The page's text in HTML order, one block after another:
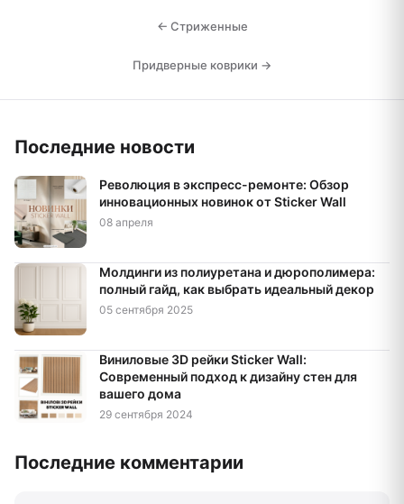
← Стриженные
Придверные коврики →
Последние новости
Революция в экспресс-ремонте: Обзор
инновационных новинок от Sticker Wall
08 апреля
Молдинги из полиуретана и дюрополимера:
полный гайд, как выбрать идеальный декор
05 сентября 2025
Виниловые 3D рейки Sticker Wall:
Современный подход к дизайну стен для
вашего дома
29 сентября 2024
Последние комментарии